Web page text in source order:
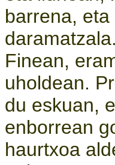
barrena,
daramatzala.
Finean,
uholdean.
du eskuan,
enborrean
haurtxoa